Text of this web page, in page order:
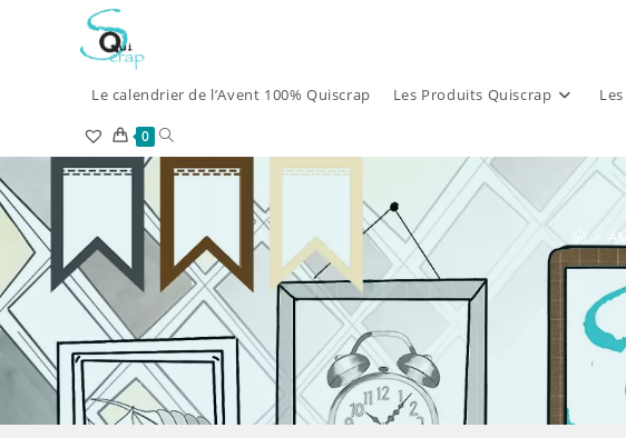
Le calendrier de l’Avent 100% Quiscrap Les Produits Quiscrap
0 Toggle
website
search
>